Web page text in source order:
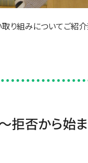
り組みについてご紹介
拒否から始